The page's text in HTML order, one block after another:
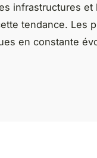
infrastructures et
tendance. Les
en constante